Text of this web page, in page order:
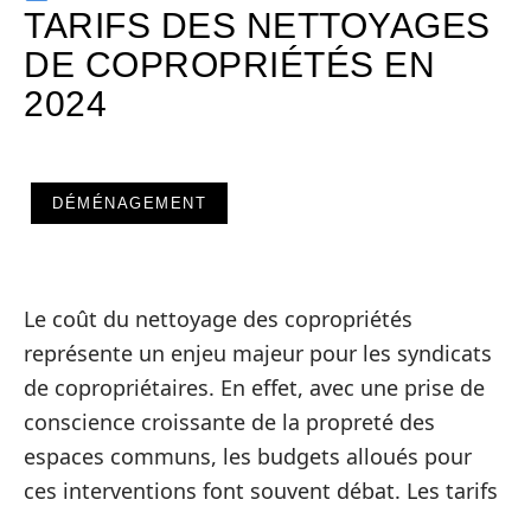
TARIFS DES NETTOYAGES
DE COPROPRIÉTÉS EN
2024
DÉMÉNAGEMENT
Le coût du nettoyage des copropriétés
représente un enjeu majeur pour les syndicats
de copropriétaires. En effet, avec une prise de
conscience croissante de la propreté des
espaces communs, les budgets alloués pour
ces interventions font souvent débat. Les tarifs